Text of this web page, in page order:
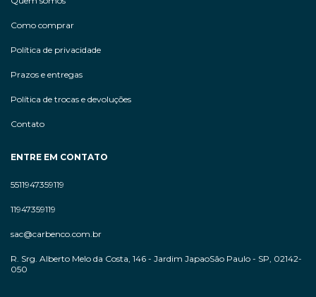
Como comprar
Política de privacidade
Prazos e entregas
Política de trocas e devoluções
Contato
ENTRE EM CONTATO
5511947359119
11947359119
sac@carbenco.com.br
R. Srg. Alberto Melo da Costa, 146 - Jardim JapaoSão Paulo - SP, 02142-
050